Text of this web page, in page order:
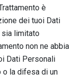
è
dei tuoi Dati
sia limitato
non ne abbia
Dati Personali
o la difesa di un